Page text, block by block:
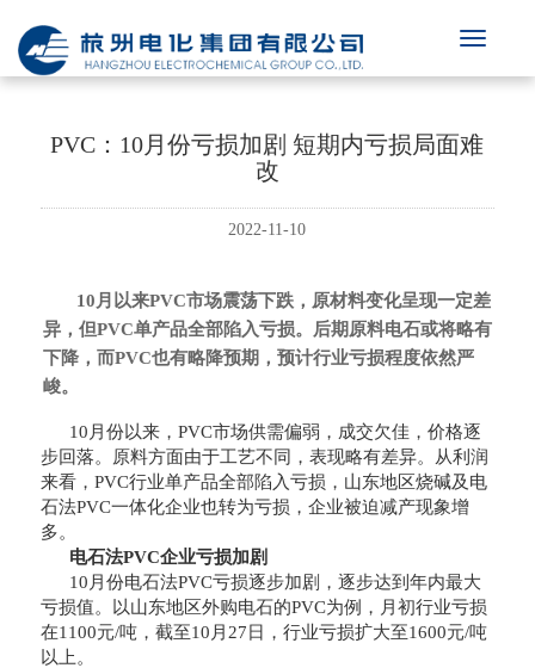
PVC：10月份亏损加剧 短期内亏损局面难
改
2022-11-10
10月以来PVC市场震荡下跌，原材料变化呈现一定差
异，但PVC单产品全部陷入亏损。后期原料电石或将略有
下降，而PVC也有略降预期，预计行业亏损程度依然严
峻。
10月份以来，PVC市场供需偏弱，成交欠佳，价格逐
步回落。原料方面由于工艺不同，表现略有差异。从利润
来看，PVC行业单产品全部陷入亏损，山东地区烧碱及电
石法PVC一体化企业也转为亏损，企业被迫减产现象增
多。
电石法PVC企业亏损加剧
10月份电石法PVC亏损逐步加剧，逐步达到年内最大
亏损值。以山东地区外购电石的PVC为例，月初行业亏损
在1100元/吨，截至10月27日，行业亏损扩大至1600元/吨
以上。